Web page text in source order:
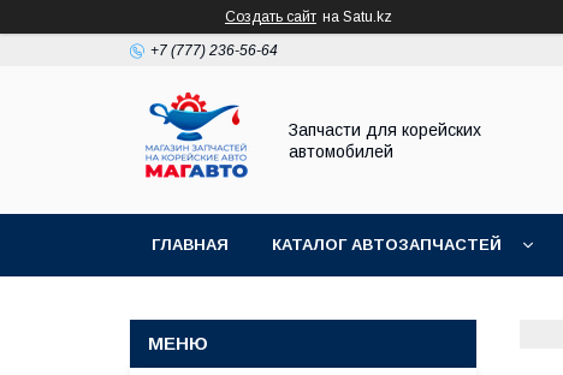
Создать сайт на Satu.kz
+7 (777) 236-56-64
Запчасти для корейских
автомобилей
ГЛАВНАЯ КАТАЛОГ АВТОЗАПЧАСТЕЙ